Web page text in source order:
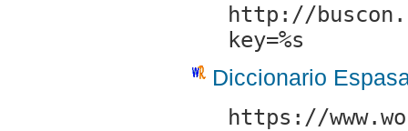
http://
key=%s
Diccionario
https://